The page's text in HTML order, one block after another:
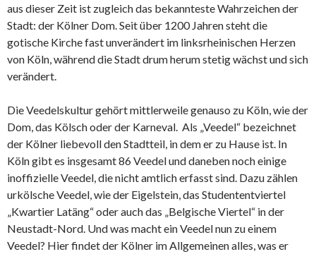
aus dieser Zeit ist zugleich das bekannteste Wahrzeichen der
Stadt: der Kölner Dom. Seit über 1200 Jahren steht die
gotische Kirche fast unverändert im linksrheinischen Herzen
von Köln, während die Stadt drum herum stetig wächst und sich
verändert.
Die Veedelskultur gehört mittlerweile genauso zu Köln, wie der
Dom, das Kölsch oder der Karneval. Als „Veedel“ bezeichnet
der Kölner liebevoll den Stadtteil, in dem er zu Hause ist. In
Köln gibt es insgesamt 86 Veedel und daneben noch einige
inoffizielle Veedel, die nicht amtlich erfasst sind. Dazu zählen
urkölsche Veedel, wie der Eigelstein, das Studententviertel
„Kwartier Latäng“ oder auch das „Belgische Viertel“ in der
Neustadt-Nord. Und was macht ein Veedel nun zu einem
Veedel? Hier findet der Kölner im Allgemeinen alles, was er